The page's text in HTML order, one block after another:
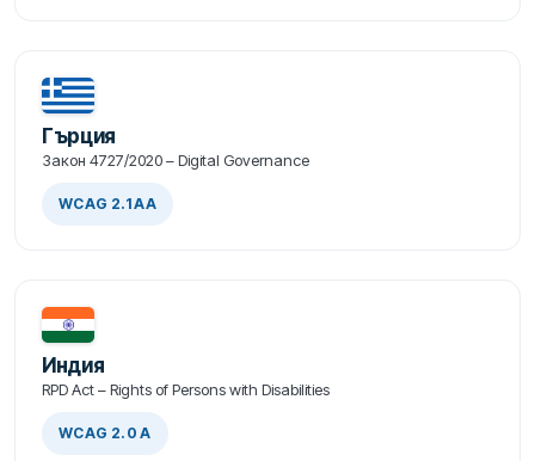
Гърция
Закон 4727/2020 – Digital Governance
WCAG 2.1 AA
Индия
RPD Act – Rights of Persons with Disabilities
WCAG 2.0 A